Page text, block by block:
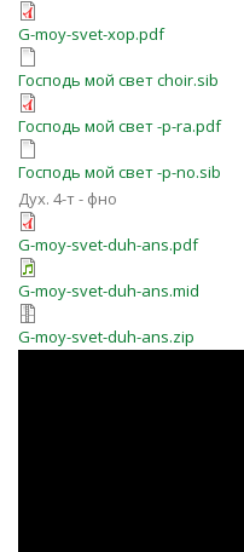
G-moy-svet-xop.pdf
Господь мой свет choir.sib
Господь мой свет -p-ra.pdf
Господь мой свет -p-no.sib
Дух. 4-т - фно
G-moy-svet-duh-ans.pdf
G-moy-svet-duh-ans.mid
G-moy-svet-duh-ans.zip